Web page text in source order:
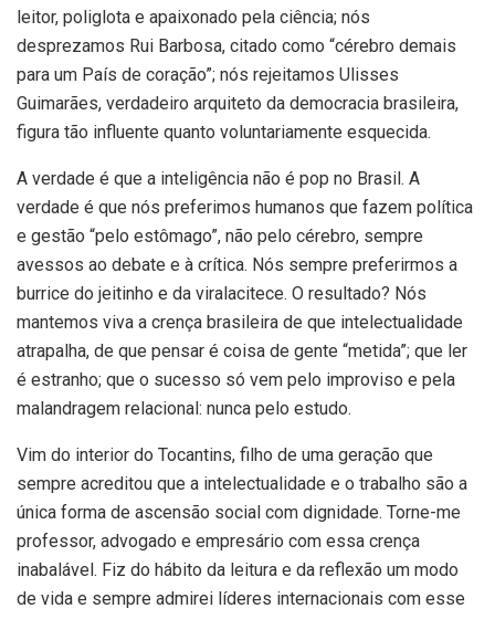
leitor, poliglota e apaixonado pela ciência; nós
desprezamos Rui Barbosa, citado como “cérebro demais
para um País de coração”; nós rejeitamos Ulisses
Guimarães, verdadeiro arquiteto da democracia brasileira,
figura tão influente quanto voluntariamente esquecida.
A verdade é que a inteligência não é pop no Brasil. A
verdade é que nós preferimos humanos que fazem política
e gestão “pelo estômago”, não pelo cérebro, sempre
avessos ao debate e à crítica. Nós sempre preferirmos a
burrice do jeitinho e da viralacitece. O resultado? Nós
mantemos viva a crença brasileira de que intelectualidade
atrapalha, de que pensar é coisa de gente “metida”; que ler
é estranho; que o sucesso só vem pelo improviso e pela
malandragem relacional: nunca pelo estudo.
Vim do interior do Tocantins, filho de uma geração que
sempre acreditou que a intelectualidade e o trabalho são a
única forma de ascensão social com dignidade. Torne-me
professor, advogado e empresário com essa crença
inabalável. Fiz do hábito da leitura e da reflexão um modo
de vida e sempre admirei líderes internacionais com esse